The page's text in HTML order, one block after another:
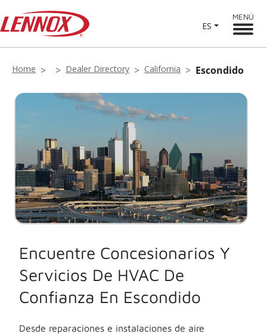
ES
MENÚ
Home Dealer Directory California Escondido
Encuentre Concesionarios Y
Servicios De HVAC De
Confianza En Escondido
Desde reparaciones e instalaciones de aire